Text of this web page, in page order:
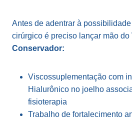
Antes de adentrar à
cirúrgico é preciso lançar mão do
Conservador:
Viscossuplementação com
Hialurônico no joelho
fisioterapia
Trabalho de fortalecimento